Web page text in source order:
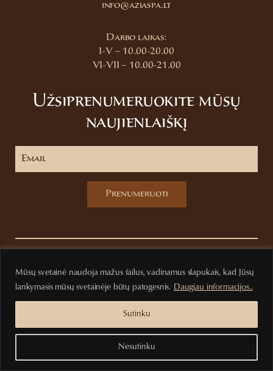
Mūsų svetainė naudoja mažus failus, vadinamus slapukais, kad Jūsų
lankymasis mūsų svetainėje būtų patogesnis. Daugiau informacijos..
Nesutinku
Sutinku
info@aziaspa.lt
Darbo laikas:
I-V – 10.00-20.00
VI-VII – 10.00-21.00
Užsiprenumeruokite mūsų
naujienlaiškį
Prenumeruoti